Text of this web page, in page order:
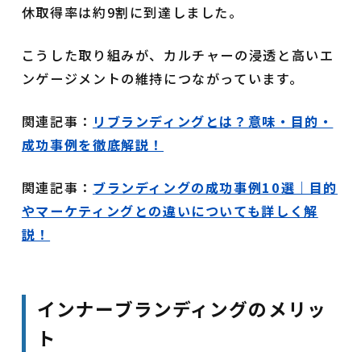
休取得率は約9割に到達しました。
こうした取り組みが、カルチャーの浸透と高いエ
ンゲージメントの維持につながっています。
関連記事： リブランディングとは？意味・目的・
成功事例を徹底解説！
関連記事： ブランディングの成功事例10選｜目的
やマーケティングとの違いについても詳しく解
説！
インナーブランディングのメリッ
ト